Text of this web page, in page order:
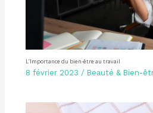
L’Importance du bien-être au travail
8 février 2023 / Beauté & Bien-